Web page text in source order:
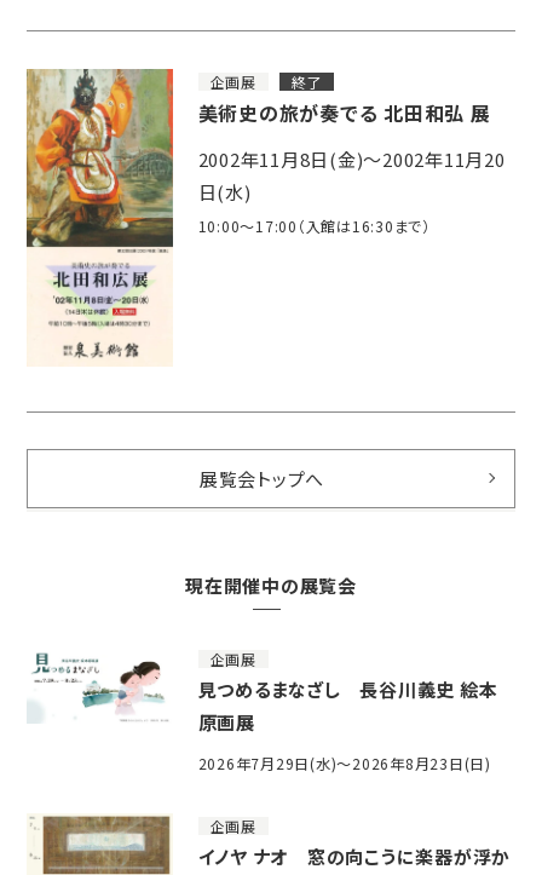
企画展 終了
美術史の旅が奏でる 北田和弘 展
2002年11月8日(金)～2002年11月20
日(水)
10:00～17:00（入館は16:30まで）
展覧会トップへ
現在開催中の展覧会
企画展
見つめるまなざし 長谷川義史 絵本
原画展
2026年7月29日(水)～2026年8月23日(日)
企画展
イノヤ ナオ 窓の向こうに楽器が浮か